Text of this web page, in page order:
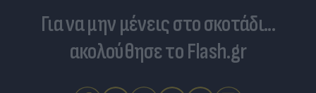
Για να μην μένεις στο σκοτάδι...
ακολούθησε το Flash.gr